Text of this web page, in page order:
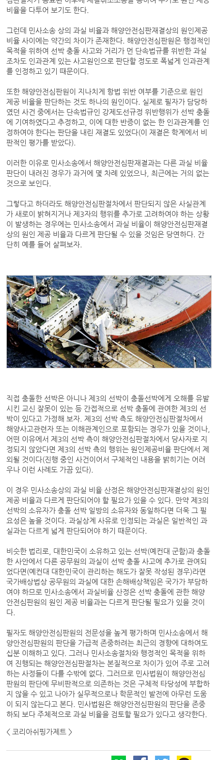
비율을 다투어 보기도 한다.
그런데 민사소송 상의 과실 비율과 해양안전심판재결상의 원인제공
비율 사이에는 약간의 차이가 존재한다. 해양안전심판원은 행정적인
목적을 위하여 선박 충돌 사고와 거리가 먼 단속법규를 위반한 과실
조차도 인과관계 있는 사고원인으로 판단할 정도로 폭넓게 인과관계
를 인정하고 있기 때문이다.
또한 해양안전심판원이 지나치게 항법 위반 여부를 기준으로 원인
제공 비율을 판단하는 것도 하나의 원인이다. 실제로 필자가 담당하
였던 사건 중에서는 단속법규인 강제도선규정 위반행위가 선박 충돌
에 기여하였다고 추정하고, 이에 대한 반증이 없는 한 인과관계를 인
정하여야 한다는 판단을 내린 재결도 있었다(이 재결은 학계에서 비
판적인 평가를 받았다).
이러한 이유로 민사소송에서 해양안전심판재결과는 다른 과실 비율
판단이 내려진 경우가 과거에 몇 차례 있었으나, 최근에는 거의 없는
것으로 보인다.
그렇다고 하더라도 해양안전심판절차에서 판단되지 않은 사실관계
가 새로이 밝혀지거나 제3자의 행위를 추가로 고려하여야 하는 상황
이 발생하는 경우에는 민사소송에서 과실 비율이 해양안전심판재결
상의 원인 제공 비율과 다르게 판단될 수 있을 것임은 당연하다. 간
단히 예를 들어 살펴보자.
직접 충돌한 선박은 아니나 제3의 선박이 충돌선박에게 오해를 유발
시킨 교신 잘못이 있는 등 간접적으로 선박 충돌에 관여한 제3의 선
박이 있다고 가정해 보자. 제3의 선박 측도 해양안전심판절차에서
해양사고관련자 또는 이해관계인으로 포함되는 경우가 있을 것이나,
어떤 이유에서 제3의 선박 측이 해양안전심판절차에서 당사자로 지
정되지 않았다면 제3의 선박 측의 행위는 원인제공비율 판단에서 제
외될 것이다(진행 중인 사건이어서 구체적인 내용을 밝히기는 어려
우나 이런 사례도 가끔 있다).
이 경우 민사소송상의 과실 비율 산정은 해양안전심판재결상의 원인
제공 비율과 다르게 판단되어야 할 필요가 있을 수 있다. 만약 제3의
선박의 소유자가 충돌 선박 일방의 소유자와 동일하다면 더욱 그 필
요성은 높을 것이다. 과실상계 사유로 인정되는 과실은 일반적인 과
실과는 다르게 넓게 판단되어야 하기 때문이다.
비슷한 법리로, 대한민국이 소유하고 있는 선박(예컨대 군함)과 충돌
한 사안에서 다른 공무원의 과실이 선박 충돌 사고에 추가로 관여되
었다면(예컨대 대한민국이 관리하는 해도가 잘못 작성된 경우)라면
국가배상법상 공무원의 과실에 대한 손해배상책임은 국가가 부담하
여야 하므로 민사소송에서 과실비율 산정은 선박 충돌에 관한 해양
안전심판원의 원인 제공 비율과는 다르게 판단될 필요가 있을 것이
다.
필자도 해양안전심판원의 전문성을 높게 평가하며 민사소송에서 해
양안전심판원의 판단을 가급적 존중하려는 최근의 경향에 대하여도
십분 이해하고 있다. 그러나 민사소송절차와 행정적인 목적을 위하
여 진행되는 해양안전심판절차는 본질적으로 차이가 있어 주로 고려
하는 사정들이 다를 수밖에 없다. 그러므로 민사법원이 해양안전심
판원의 판단에 무비판적으로 의존하는 것은 구체적 타당성에 부합하
지 않을 수 있고 나아가 실무적으로나 학문적인 발전에 아무런 도움
이 되지 않는다고 본다. 민사법원은 해양안전심판원의 판단을 존중
하되 보다 주체적으로 과실 비율을 검토할 필요가 있다고 생각한다.
< 코리아쉬핑가제트 >